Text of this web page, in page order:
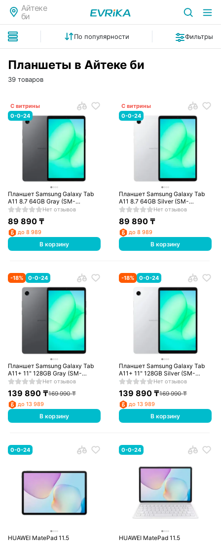
Айтеке
би
По популярности Фильтры
Планшеты в Айтеке би
39 товаров
С витрины
0-0-24
Планшет Samsung Galaxy Tab
A11 8.7 64GB Gray (SM-
X135FZAASKZ)Нет отзывов
89 890₸
до 8 989
В корзину
С витрины
0-0-24
Планшет Samsung Galaxy Tab
A11 8.7 64GB Silver (SM-
X135FZSASKZ)Нет отзывов
89 890 ₸
до 8 989
В корзину
-18% 0-0-24
Планшет Samsung Galaxy Tab
A11+ 11" 128GB Gray (SM-
X236BZAASKZ)Нет отзывов
139 890₸169 990₸
до 13 989
В корзину
-18% 0-0-24
Планшет Samsung Galaxy Tab
A11+ 11" 128GB Silver (SM-
X236BZSASKZ)Нет отзывов
139 890 ₸169 990₸
до 13 989
В корзину
0-0-24
HUAWEI MatePad 11.5
0-0-24
HUAWEI MatePad 11.5